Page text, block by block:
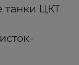
танки ЦКТ